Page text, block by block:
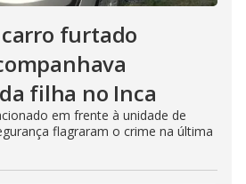
furtado
filha no Inca
em frente à unidade de
flagraram o crime na última